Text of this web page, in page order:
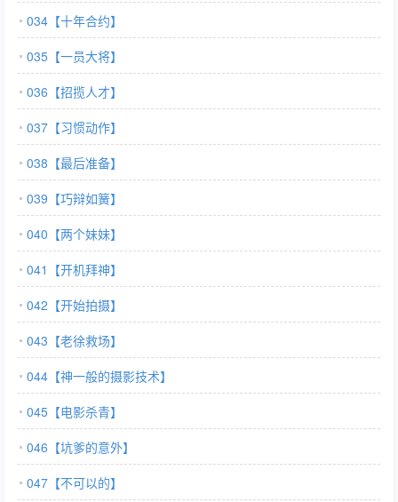
034【十年合约】
035【一员大将】
036【招揽人才】
037【习惯动作】
038【最后准备】
039【巧辩如簧】
040【两个妹妹】
041【开机拜神】
042【开始拍摄】
043【老徐救场】
044【神一般的摄影技术】
045【电影杀青】
046【坑爹的意外】
047【不可以的】